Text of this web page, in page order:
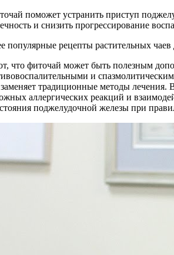
поможет устранить приступ
и снизить прогрессирование
популярные рецепты растительных
что фиточай может быть полезным
и
традиционные методы
аллергических реакций и
поджелудочной железы при